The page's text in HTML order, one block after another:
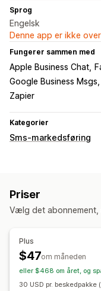
Sprog
Engelsk
Denne app er ikke
Fungerer sammen med
Apple Business Chat
Google Business Msgs
Zapier
Kategorier
Sms-markedsføring
Personligt tilpassede
Skabeloner
Automatisering af
Feedbackanmodninger
Betalingspåmindelser
Priser
Vælg det abonnement,
Plus
$47om måneden
eller $468 om året, og
30 USD pr.